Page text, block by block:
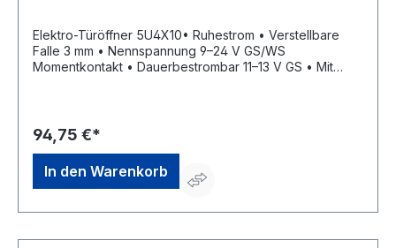
Elektro-Türöffner 5U4X10• Ruhestrom • Verstellbare
Falle 3 mm • Nennspannung 9–24 V GS/WS
Momentkontakt • Dauerbestrombar 11–13 V GS • Mit
einbaubarHersteller: OPENERS & CLOSERS, Calle
Agricultura Nave 1217, 08980 Sant Feliu de Llobregat,
Barcelona, ES, +34 934 080 515, info@openers-
closers.com
94,75 €*
In den Warenkorb